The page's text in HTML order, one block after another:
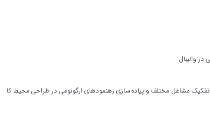
والیبال
تفکیک مشاغل مختلف و پیاده سازی رهنمودهای ارگونومی در طراحی محیط کا